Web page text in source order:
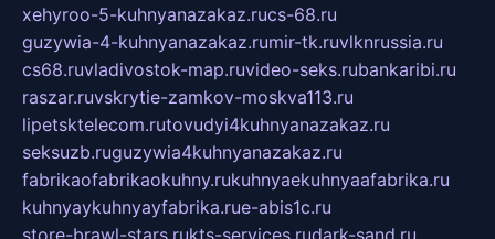
xehyroo-5-kuhnyanazakaz.rucs-68.ru
guzywia-4-kuhnyanazakaz.rumir-tk.ruvlknrussia.ru
cs68.ruvladivostok-map.ruvideo-seks.rubankaribi.ru
raszar.ruvskrytie-zamkov-moskva113.ru
lipetsktelecom.rutovudyi4kuhnyanazakaz.ru
seksuzb.ruguzywia4kuhnyanazakaz.ru
fabrikaofabrikaokuhny.rukuhnyaekuhnyaafabrika.ru
kuhnyaykuhnyayfabrika.rue-abis1c.ru